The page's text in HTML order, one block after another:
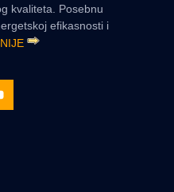
kvaliteta. Posebnu
efikasnosti i